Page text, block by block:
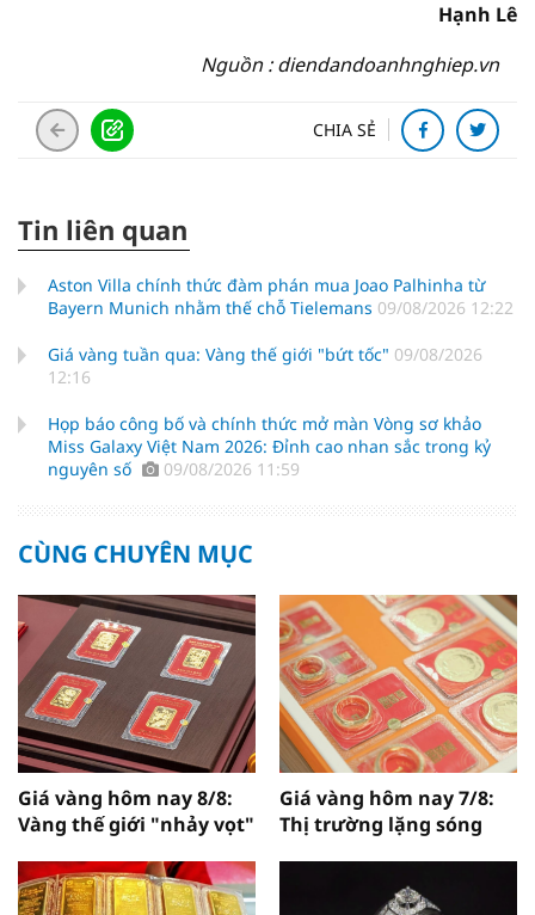
Hạnh Lê
Nguồn : diendandoanhnghiep.vn
CHIA SẺ
Tin liên quan
Aston Villa chính thức đàm phán mua Joao Palhinha từ
Bayern Munich nhằm thế chỗ Tielemans 09/08/2026 12:22
Giá vàng tuần qua: Vàng thế giới "bứt tốc" 09/08/2026
12:16
Họp báo công bố và chính thức mở màn Vòng sơ khảo
Miss Galaxy Việt Nam 2026: Đỉnh cao nhan sắc trong kỷ
nguyên số
09/08/2026 11:59
CÙNG CHUYÊN MỤC
Giá vàng hôm nay 8/8:
Vàng thế giới "nhảy vọt"
Giá vàng hôm nay 7/8:
Thị trường lặng sóng